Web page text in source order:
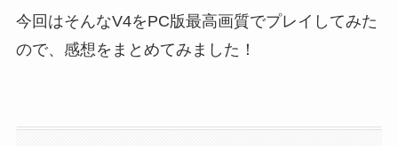
今回はそんなV4をPC版最高画質でプレイしてみた
ので、感想をまとめてみました！